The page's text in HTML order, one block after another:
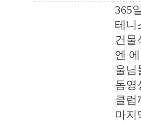
365
테니
건물
엔
울님
동
클
마지